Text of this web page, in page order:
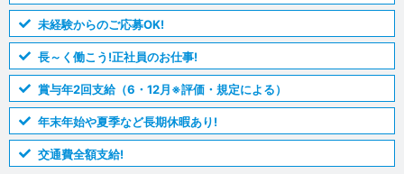
未経験からのご応募OK!
長～く働こう!正社員のお仕事!
賞与年2回支給（6・12月※評価・規定による）
年末年始や夏季など長期休暇あり!
交通費全額支給!